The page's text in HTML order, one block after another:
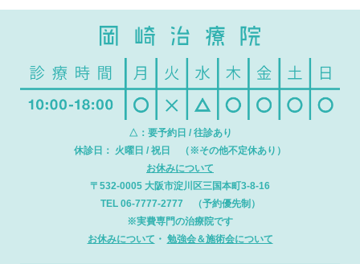
△：要予約日 / 往診あり
休診日： 火曜日 / 祝日 （※その他不定休あり）
お休みについて
〒532-0005 大阪市淀川区三国本町3-8-16
TEL 06-7777-2777 （予約優先制）
※実費専門の治療院です
お休みについて ・ 勉強会＆施術会について